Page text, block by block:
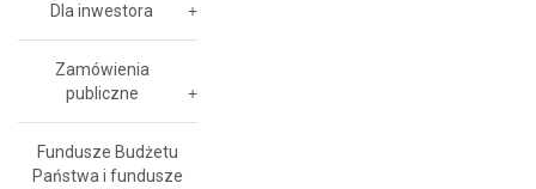
Dla inwestora
Zamówienia
publiczne
Fundusze Budżetu
Państwa i fundusze